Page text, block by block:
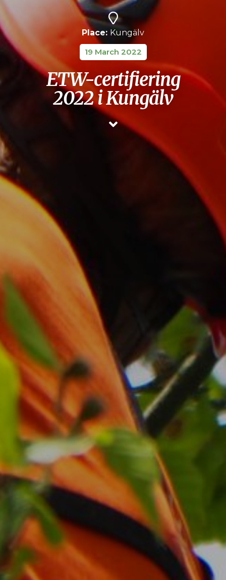
Place: Kungälv
19 March 2022
ETW-certifiering
2022 i Kungälv